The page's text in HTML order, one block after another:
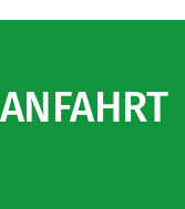
ANFAHRT